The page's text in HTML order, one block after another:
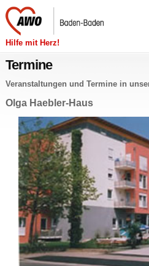
Hilfe mit Herz!
Termine
Ver­an­stal­tun­gen und Ter­mi­ne in
Olga Haeb­ler-Haus